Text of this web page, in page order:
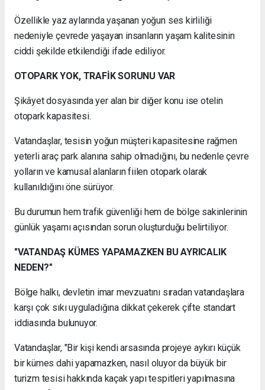
Özellikle yaz aylarında yaşanan yoğun ses kirliliği
nedeniyle çevrede yaşayan insanların yaşam kalitesinin
ciddi şekilde etkilendiği ifade ediliyor.
OTOPARK YOK, TRAFİK SORUNU VAR
Şikâyet dosyasında yer alan bir diğer konu ise otelin
otopark kapasitesi.
Vatandaşlar, tesisin yoğun müşteri kapasitesine rağmen
yeterli araç park alanına sahip olmadığını, bu nedenle çevre
yolların ve kamusal alanların fiilen otopark olarak
kullanıldığını öne sürüyor.
Bu durumun hem trafik güvenliği hem de bölge sakinlerinin
günlük yaşamı açısından sorun oluşturduğu belirtiliyor.
"VATANDAŞ KÜMES YAPAMAZKEN BU AYRICALIK
NEDEN?"
Bölge halkı, devletin imar mevzuatını sıradan vatandaşlara
karşı çok sıkı uyguladığına dikkat çekerek çifte standart
iddiasında bulunuyor.
Vatandaşlar, "Bir kişi kendi arsasında projeye aykırı küçük
bir kümes dahi yapamazken, nasıl oluyor da büyük bir
turizm tesisi hakkında kaçak yapı tespitleri yapılmasına